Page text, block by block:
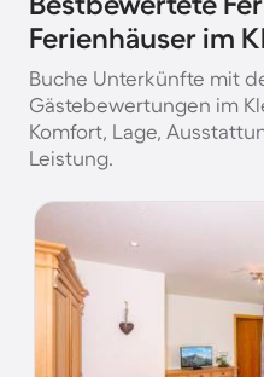
Ferienhäuser im
Buche Unterkünfte mit
Gästebewertungen im
Komfort, Lage,
Leistung.